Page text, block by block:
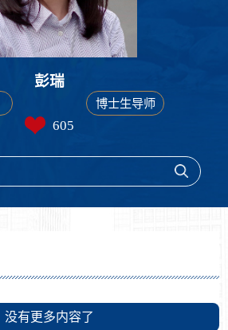
彭瑞
博士生导师
605
没有更多内容了